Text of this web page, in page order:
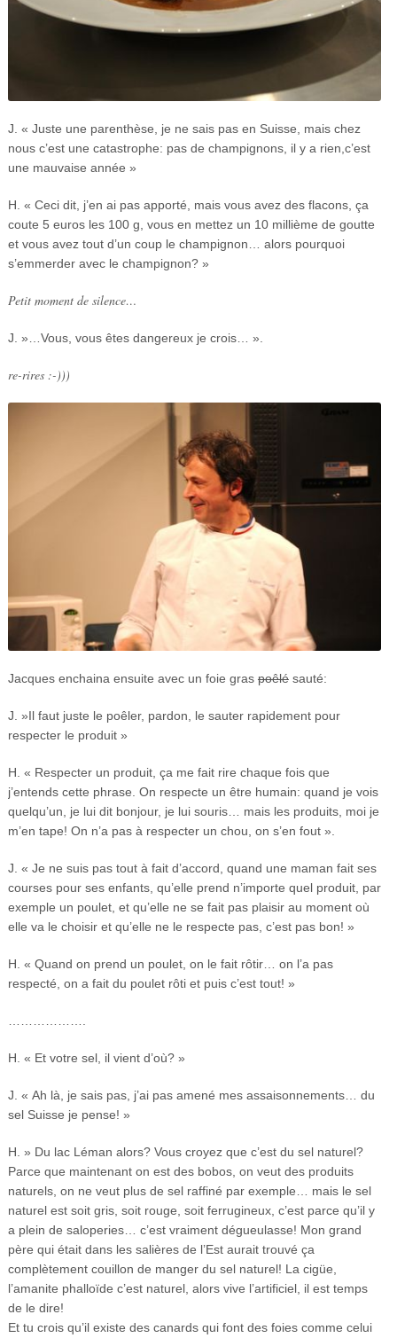
J. « Juste une parenthèse, je ne sais pas en Suisse, mais chez
nous c’est une catastrophe: pas de champignons, il y a rien,c’est
une mauvaise année »
H. « Ceci dit, j’en ai pas apporté, mais vous avez des flacons, ça
coute 5 euros les 100 g, vous en mettez un 10 millième de goutte
et vous avez tout d’un coup le champignon… alors pourquoi
s’emmerder avec le champignon? »
Petit moment de silence…
J. »…Vous, vous êtes dangereux je crois… ».
re-rires :-)))
Jacques enchaina ensuite avec un foie gras poêlésauté:
J. »Il faut juste le poêler, pardon, le sauter rapidement pour
respecter le produit »
H. « Respecter un produit, ça me fait rire chaque fois que
j’entends cette phrase. On respecte un être humain: quand je vois
quelqu’un, je lui dit bonjour, je lui souris… mais les produits, moi je
m’en tape! On n’a pas à respecter un chou, on s’en fout ».
J. « Je ne suis pas tout à fait d’accord, quand une maman fait ses
courses pour ses enfants, qu’elle prend n’importe quel produit, par
exemple un poulet, et qu’elle ne se fait pas plaisir au moment où
elle va le choisir et qu’elle ne le respecte pas, c’est pas bon! »
H. « Quand on prend un poulet, on le fait rôtir… on l’a pas
respecté, on a fait du poulet rôti et puis c’est tout! »
H. « Et votre sel, il vient d’où? »
J. « Ah là, je sais pas, j’ai pas amené mes assaisonnements… du
sel Suisse je pense! »
H. » Du lac Léman alors? Vous croyez que c’est du sel naturel?
Parce que maintenant on est des bobos, on veut des produits
naturels, on ne veut plus de sel raffiné par exemple… mais le sel
naturel est soit gris, soit rouge, soit ferrugineux, c’est parce qu’il y
a plein de saloperies… c’est vraiment dégueulasse! Mon grand
père qui était dans les salières de l’Est aurait trouvé ça
complètement couillon de manger du sel naturel! La cigüe,
l’amanite phalloïde c’est naturel, alors vive l’artificiel, il est temps
de le dire!
Et tu crois qu’il existe des canards qui font des foies comme celui